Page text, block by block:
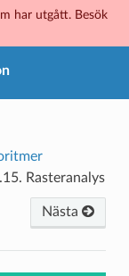
har utgått. Besök
Rasteranalys
Nästa